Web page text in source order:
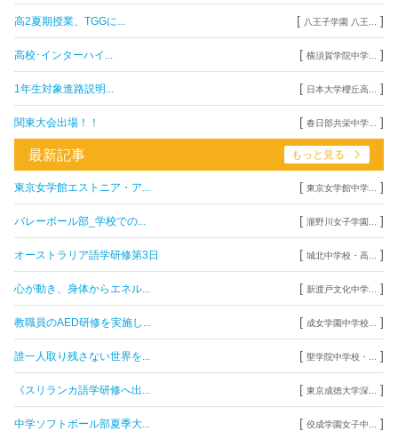
高2夏期授業、TGGに... [ 八王子学園 八王... ]
高校･インターハイ... [ 横須賀学院中学... ]
1年生対象進路説明... [ 日本大学櫻丘高... ]
関東大会出場！！ [ 春日部共栄中学... ]
最新記事 もっと見る
東京女学館エストニア・ア... [ 東京女学館中学... ]
バレーボール部_学校での... [ 瀧野川女子学園... ]
オーストラリア語学研修第3日 [ 城北中学校・高... ]
心が動き、身体からエネル... [ 新渡戸文化中学... ]
教職員のAED研修を実施し... [ 成女学園中学校... ]
誰一人取り残さない世界を... [ 聖学院中学校・... ]
《スリランカ語学研修へ出... [ 東京成徳大学深... ]
中学ソフトボール部夏季大... [ 佼成学園女子中... ]